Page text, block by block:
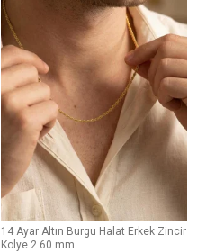
14 Ayar Altın Burgu Halat Erkek Zincir
Kolye 2.60 mm